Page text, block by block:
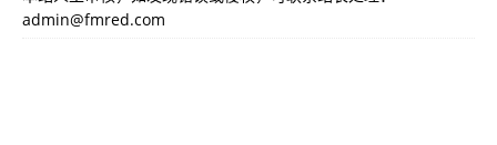
admin@fmred.com